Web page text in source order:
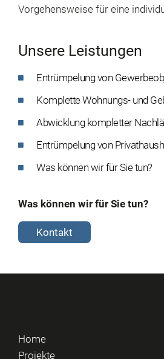
Vorgehensweise für eine
Unsere Leistungen
Entrümpelung von
Komplette Wohnungs- und
Abwicklung kompletter
Entrümpelung von
Was können wir für Sie tun?
Was können wir für Sie tun?
Kontakt
Home
Projekte